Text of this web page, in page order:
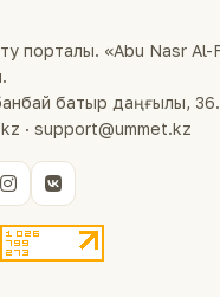
порталы. «Abu Nasr Al-
батыр даңғылы, 36.
· support@ummet.kz